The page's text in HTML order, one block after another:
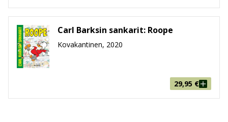
Carl Barksin sankarit: Roope
Kovakantinen, 2020
29,95 €